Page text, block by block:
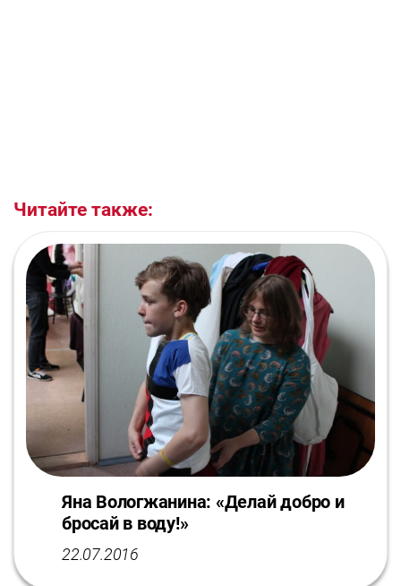
Читайте также:
Яна Вологжанина: «Делай добро и
бросай в воду!»
22.07.2016